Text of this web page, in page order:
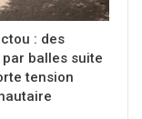
: des
balles suite
tension